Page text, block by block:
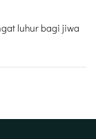
luhur bagi jiwa